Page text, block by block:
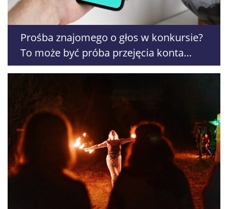
Prośba znajomego o głos w konkursie?
To może być próba przejęcia konta
WhatsApp